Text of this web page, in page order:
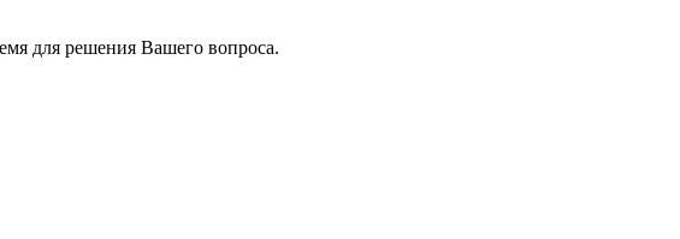
для решения Вашего вопроса.